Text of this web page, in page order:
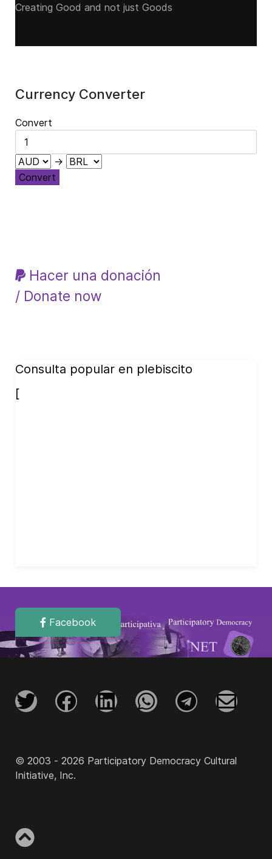
Creating Good and not just Goods
Currency Converter
Convert
→
Convert
Hacer una donación
/ Donate now
Consulta popular en plebiscito
[
Facebook
© 2003 - 2026 Participatory Democracy Cultural
Initiative, Inc.